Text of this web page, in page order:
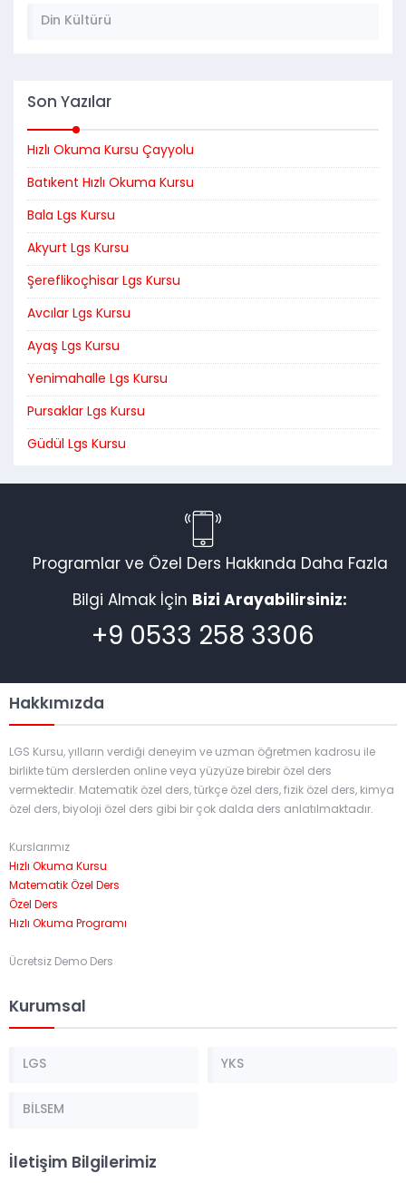
Din Kültürü
Son Yazılar
Hızlı Okuma Kursu Çayyolu
Batıkent Hızlı Okuma Kursu
Bala Lgs Kursu
Akyurt Lgs Kursu
Şereflikoçhisar Lgs Kursu
Avcılar Lgs Kursu
Ayaş Lgs Kursu
Yenimahalle Lgs Kursu
Pursaklar Lgs Kursu
Güdül Lgs Kursu
Programlar ve Özel Ders Hakkında Daha Fazla
Bilgi Almak İçin Bizi Arayabilirsiniz:
+9 0533 258 3306
Hakkımızda
LGS Kursu, yılların verdiği deneyim ve uzman öğretmen kadrosu ile
birlikte tüm derslerden online veya yüzyüze birebir özel ders
vermektedir. Matematik özel ders, türkçe özel ders, fizik özel ders, kimya
özel ders, biyoloji özel ders gibi bir çok dalda ders anlatılmaktadır.
Kurslarımız
Hızlı Okuma Kursu
Matematik Özel Ders
Özel Ders
Hızlı Okuma Programı
Ücretsiz Demo Ders
Kurumsal
LGS YKS
BİLSEM
İletişim Bilgilerimiz